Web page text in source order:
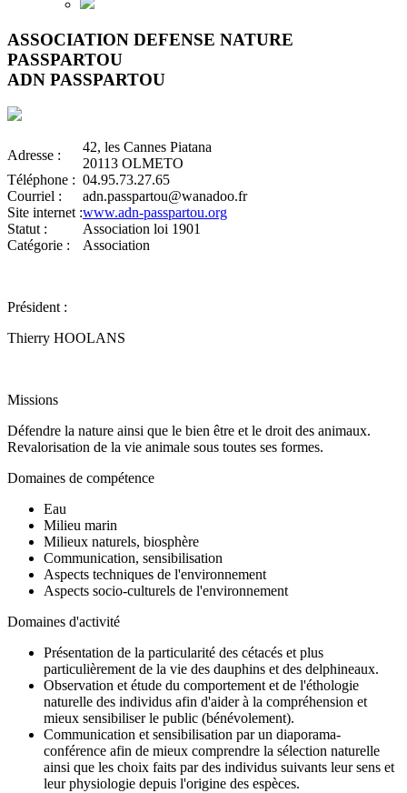
ASSOCIATION DEFENSE NATURE
PASSPARTOU
ADN PASSPARTOU
Adresse :
42, les Cannes Piatana
20113 OLMETO
Téléphone : 04.95.73.27.65
Courriel :
adn.passpartou@wanadoo.fr
Site internet :www.adn-passpartou.org
Statut :
Association loi 1901
Catégorie :
Association
Président :
Thierry HOOLANS
Missions
Défendre la nature ainsi que le bien être et le droit des animaux.
Revalorisation de la vie animale sous toutes ses formes.
Domaines de compétence
Eau
Milieu marin
Milieux naturels, biosphère
Communication, sensibilisation
Aspects techniques de l'environnement
Aspects socio-culturels de l'environnement
Domaines d'activité
Présentation de la particularité des cétacés et plus
particulièrement de la vie des dauphins et des delphineaux.
Observation et étude du comportement et de l'éthologie
naturelle des individus afin d'aider à la compréhension et
mieux sensibiliser le public (bénévolement).
Communication et sensibilisation par un diaporama-
conférence afin de mieux comprendre la sélection naturelle
ainsi que les choix faits par des individus suivants leur sens et
leur physiologie depuis l'origine des espèces.